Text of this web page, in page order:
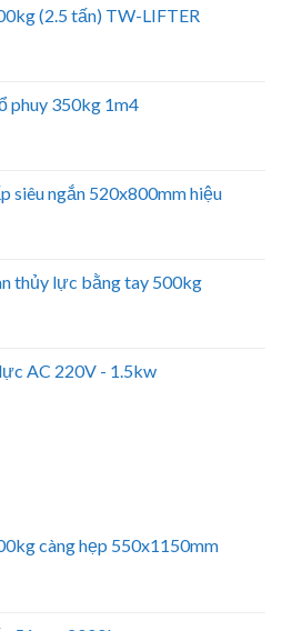
(2.5 tấn) TW-LIFTER
phuy 350kg 1m4
siêu ngắn 520x800mm hiệu
thủy lực bằng tay 500kg
AC 220V - 1.5kw
càng hẹp 550x1150mm